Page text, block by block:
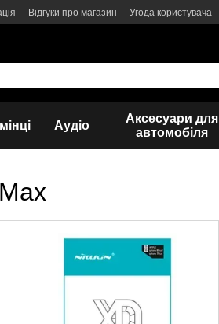
Відгуки про магазин Угода користувача
Аудіо
Аксесуари для
автомобіля